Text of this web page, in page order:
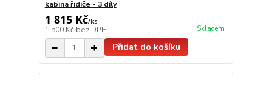
kabina řidiče - 3 díly
1 815 Kč/ks
1 500 Kč bez DPH Skladem
Přidat do košíku